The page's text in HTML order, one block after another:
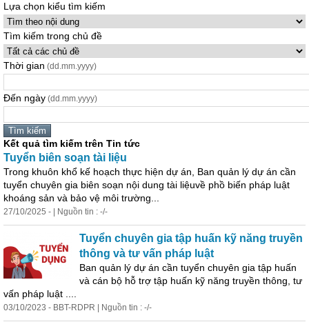
Lựa chọn kiểu tìm kiếm
Tìm kiếm trong chủ đề
Thời gian (dd.mm.yyyy)
Đến ngày (dd.mm.yyyy)
Kết quả tìm kiếm trên Tin tức
Tuyển biên soạn tài liệu
Trong khuôn khổ kế hoạch thực hiện dự án, Ban quản lý dự án cần
tuyển chuyên gia biên soạn nội dung tài liệuvề phồ biến pháp luật
khoáng sản và bảo vệ môi trường...
27/10/2025 - | Nguồn tin : -/-
Tuyển chuyên gia tập huấn kỹ năng truyền
thông và tư vấn pháp luật
Ban quản lý dự án cần tuyển chuyên gia tập huấn
và cán bộ hỗ trợ tập huấn kỹ năng truyền thông tư
vấn pháp luật ....
03/10/2023 - BBT-RDPR | Nguồn tin : -/-